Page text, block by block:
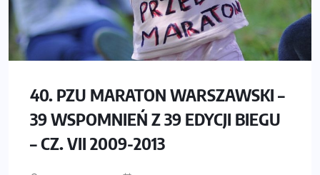
40. PZU MARATON WARSZAWSKI –
39 WSPOMNIEŃ Z 39 EDYCJI BIEGU
– CZ. VII 2009-2013